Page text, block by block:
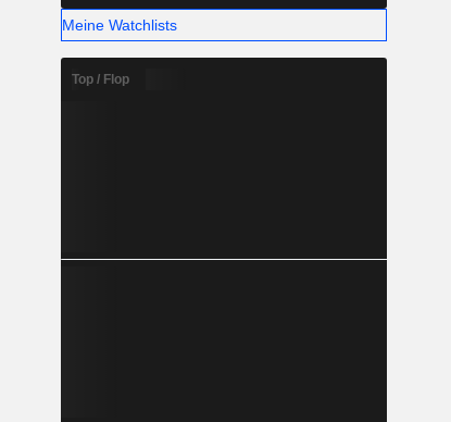
Meine Watchlists
Top / Flop